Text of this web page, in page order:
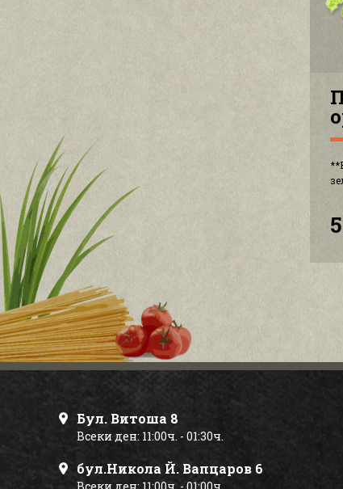
Бул. Витоша 8
Всеки ден: 11:00ч. - 01:30ч.
бул.Никола Й. Вапцаров 6